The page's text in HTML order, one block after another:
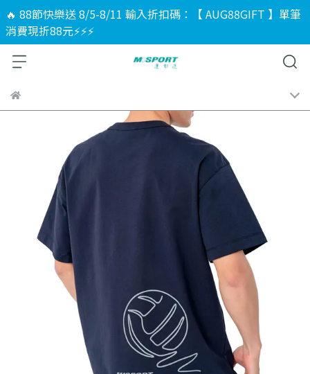
🔥 88節快樂送 8/5-8/11 輸入折扣碼：【 AUG88GIFT 】單筆
消費現折88元⚡⚡⚡